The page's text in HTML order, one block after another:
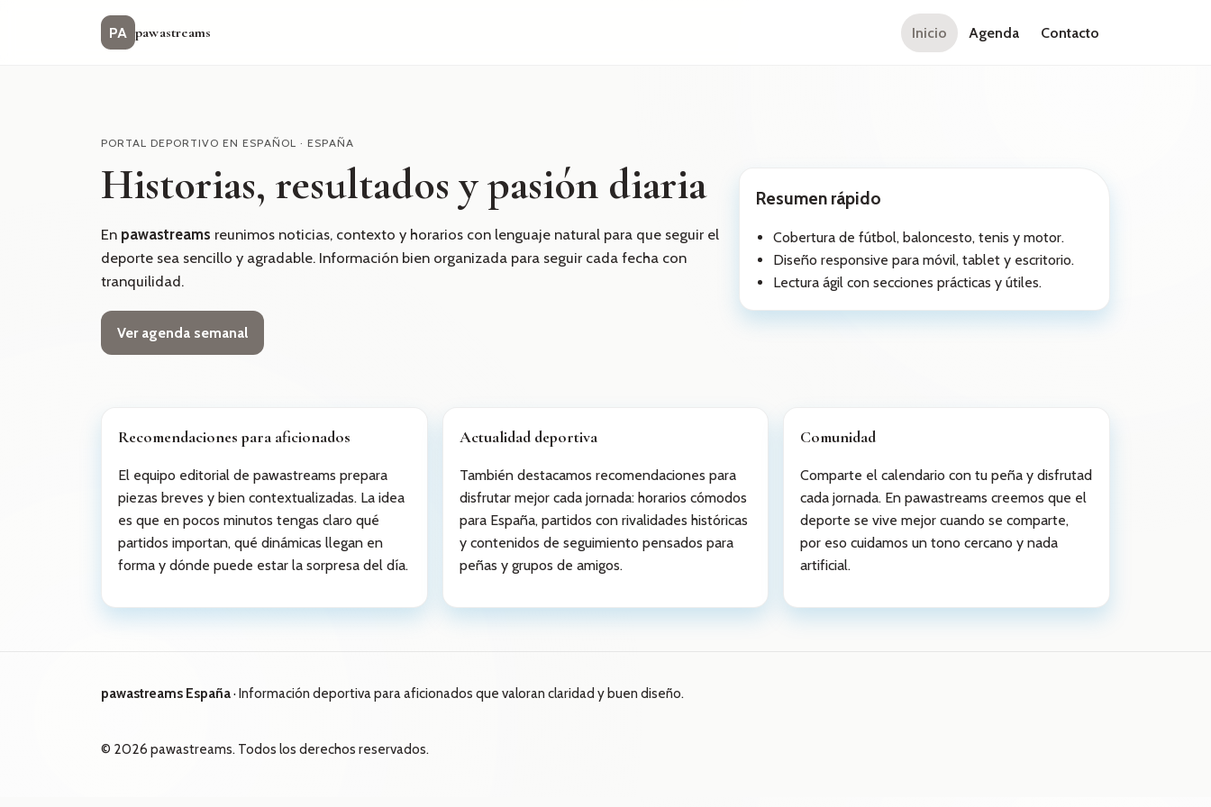
PA pawastreams Inicio Agenda Contacto
PORTAL DEPORTIVO EN ESPAÑOL · ESPAÑA
Historias, resultados y pasión diaria
En pawastreams reunimos noticias, contexto y horarios con lenguaje natural para que seguir el
deporte sea sencillo y agradable. Información bien organizada para seguir cada fecha con
tranquilidad.
Ver agenda semanal
Resumen rápido
Cobertura de fútbol, baloncesto, tenis y motor.
Diseño responsive para móvil, tablet y escritorio.
Lectura ágil con secciones prácticas y útiles.
Recomendaciones para aficionados
El equipo editorial de pawastreams prepara
piezas breves y bien contextualizadas. La idea
es que en pocos minutos tengas claro qué
partidos importan, qué dinámicas llegan en
forma y dónde puede estar la sorpresa del día.
Actualidad deportiva
También destacamos recomendaciones para
disfrutar mejor cada jornada: horarios cómodos
para España, partidos con rivalidades históricas
y contenidos de seguimiento pensados para
peñas y grupos de amigos.
Comunidad
Comparte el calendario con tu peña y disfrutad
cada jornada. En pawastreams creemos que el
deporte se vive mejor cuando se comparte,
por eso cuidamos un tono cercano y nada
artificial.
pawastreams España· Información deportiva para aficionados que valoran claridad y buen diseño.
© 2026 pawastreams. Todos los derechos reservados.